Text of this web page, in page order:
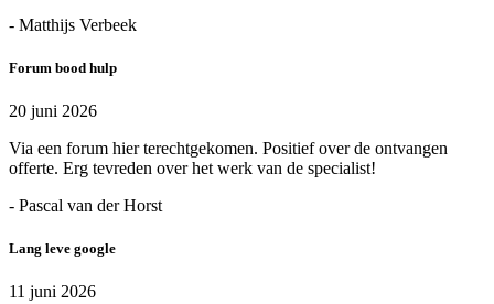
- Matthijs Verbeek
Forum bood hulp
20 juni 2026
Via een forum hier terechtgekomen. Positief over de ontvangen
offerte. Erg tevreden over het werk van de specialist!
- Pascal van der Horst
Lang leve google
11 juni 2026